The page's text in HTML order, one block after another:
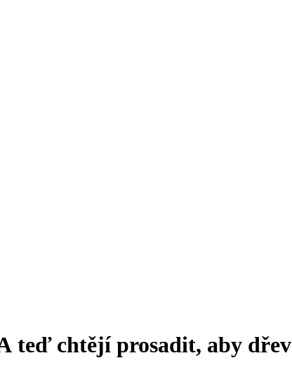
teď chtějí prosadit, aby